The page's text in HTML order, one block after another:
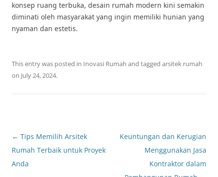
konsep ruang terbuka, desain rumah modern kini semakin
diminati oleh masyarakat yang ingin memiliki hunian yang
nyaman dan estetis.
This entry was posted in Inovasi Rumah and tagged arsitek rumah
on July 24, 2024.
Post
navigation
← Tips Memilih Arsitek
Rumah Terbaik untuk Proyek
Anda
Keuntungan dan Kerugian
Menggunakan Jasa
Kontraktor dalam